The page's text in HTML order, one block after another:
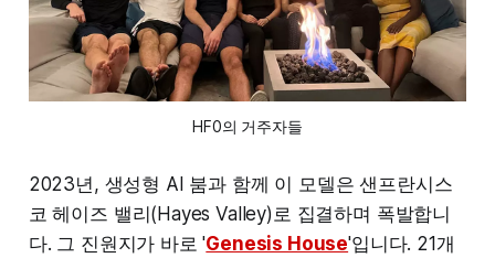
HF0의 거주자들
2023년, 생성형 AI 붐과 함께 이 모델은 샌프란시스
코 헤이즈 밸리(Hayes Valley)로 집결하며 폭발합니
다. 그 진원지가 바로 'Genesis House'입니다. 21개